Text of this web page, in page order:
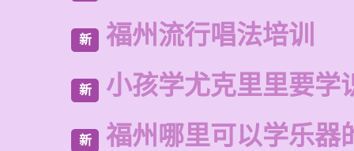
新 福州流行唱法培训
新 小孩学尤克里里要学
新 福州哪里可以学乐器